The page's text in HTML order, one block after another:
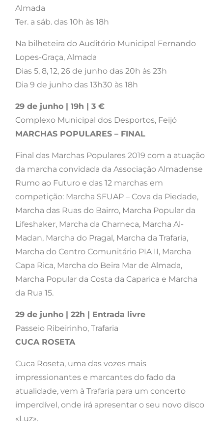
Almada
Ter. a sáb. das 10h às 18h
Na bilheteira do Auditório Municipal Fernando
Lopes-Graça, Almada
Dias 5, 8, 12, 26 de junho das 20h às 23h
Dia 9 de junho das 13h30 às 18h
29 de junho | 19h | 3 €
Complexo Municipal dos Desportos, Feijó
MARCHAS POPULARES – FINAL
Final das Marchas Populares 2019 com a atuação
da marcha convidada da Associação Almadense
Rumo ao Futuro e das 12 marchas em
competição: Marcha SFUAP – Cova da Piedade,
Marcha das Ruas do Bairro, Marcha Popular da
Lifeshaker, Marcha da Charneca, Marcha Al-
Madan, Marcha do Pragal, Marcha da Trafaria,
Marcha do Centro Comunitário PIA II, Marcha
Capa Rica, Marcha do Beira Mar de Almada,
Marcha Popular da Costa da Caparica e Marcha
da Rua 15.
29 de junho | 22h | Entrada livre
Passeio Ribeirinho, Trafaria
CUCA ROSETA
Cuca Roseta, uma das vozes mais
impressionantes e marcantes do fado da
atualidade, vem à Trafaria para um concerto
imperdível, onde irá apresentar o seu novo disco
«Luz».